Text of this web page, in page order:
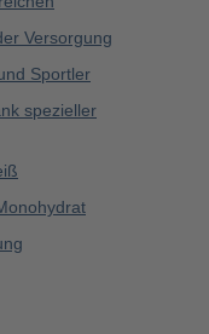
Versorgung
Sportler
spezieller